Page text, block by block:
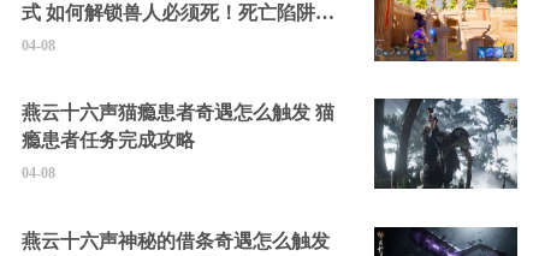
式 如何解锁兽人必须死！死亡陷阱中
的隐藏角色
04-08
燕云十六声猫瘾患者奇遇怎么触发 猫
瘾患者任务完成攻略
04-08
燕云十六声神秘的借条奇遇怎么触发